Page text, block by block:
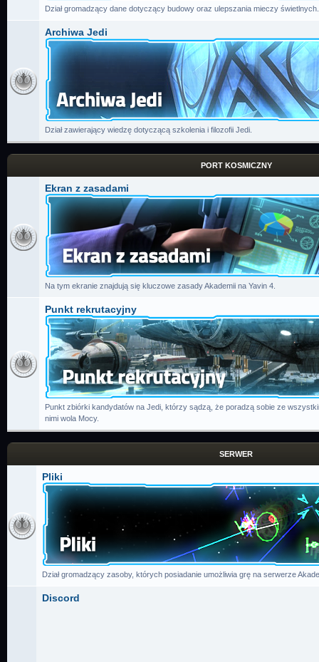
Dział gromadzący dane dotyczący budowy oraz ulepszania mieczy świetlnych.
Archiwa Jedi
Dział zawierający wiedzę dotyczącą szkolenia i filozofii Jedi.
PORT KOSMICZNY
Ekran z zasadami
Na tym ekranie znajdują się kluczowe zasady Akademii na Yavin 4.
Punkt rekrutacyjny
Punkt zbiórki kandydatów na Jedi, którzy sądzą, że poradzą sobie ze
nimi wola Mocy.
SERWER
Pliki
Dział gromadzący zasoby, których posiadanie umożliwia grę na serwerze
Discord